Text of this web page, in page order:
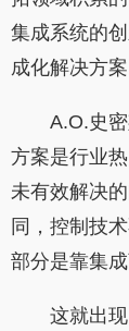
集成系统的
成化解决方案
A.O.史
方案是行业
未有效解决
同，控制技
部分是靠集
这就出